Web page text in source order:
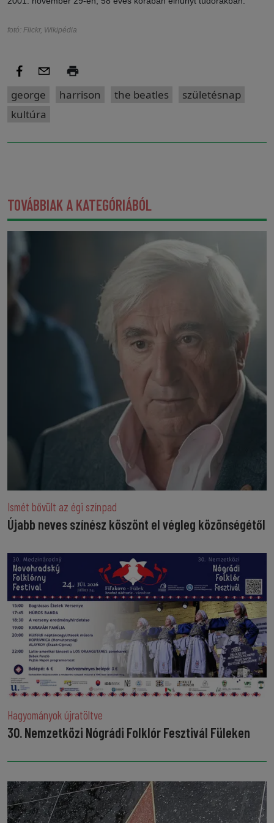
fotó: Flickr, Wikipédia
george harrison the beatles
születésnap
kultúra
TOVÁBBIAK A KATEGÓRIÁBÓL
Ismét bővült az égi színpad
Újabb neves színész köszönt el végleg közönségétől
Hagyományok újratöltve
30. Nemzetközi Nógrádi Folklór Fesztivál Füleken